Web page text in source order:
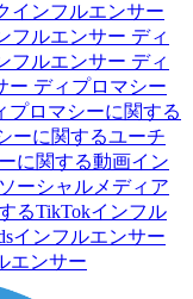
インフルエンサー
フルエンサー ディ
フルエンサー ディ
ー ディプロマシー
プロマシーに関する
ーに関するユーチ
に関する動画イン
ーシャルメディア
るTikTokインフル
インフルエンサー
エンサー